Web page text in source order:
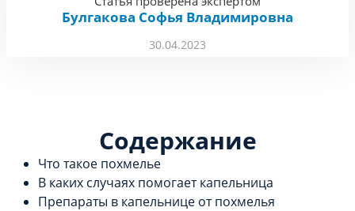
30.04.2023
Булгакова Софья Владимировна
Содержание
Что такое похмелье
В каких случаях помогает капельница
Препараты в капельнице от похмелья